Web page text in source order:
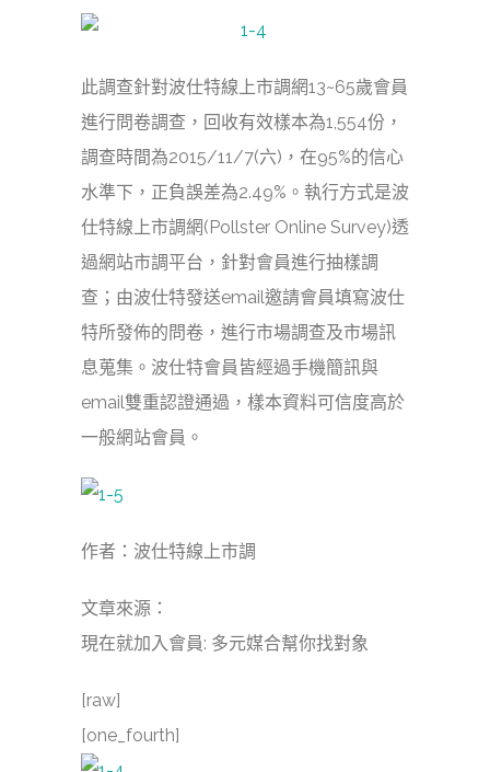
此調查針對波仕特線上市調網13~65歲會員
進行問卷調查，回收有效樣本為1,554份，
調查時間為2015/11/7(六)，在95%的信心
水準下，正負誤差為2.49%。執行方式是波
仕特線上市調網(Pollster Online Survey)透
過網站市調平台，針對會員進行抽樣調
查；由波仕特發送email邀請會員填寫波仕
特所發佈的問卷，進行市場調查及市場訊
息蒐集。波仕特會員皆經過手機簡訊與
email雙重認證通過，樣本資料可信度高於
一般網站會員。
作者：波仕特線上市調
文章來源：
現在就加入會員: 多元媒合幫你找對象
[raw]
[one_fourth]